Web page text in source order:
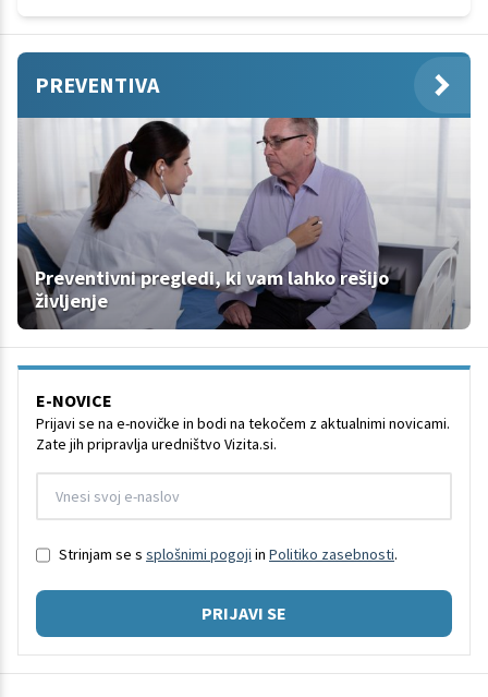
PREVENTIVA
Preventivni pregledi, ki vam lahko rešijo
življenje
E-NOVICE
Prijavi se na e-novičke in bodi na tekočem z aktualnimi novicami.
Zate jih pripravlja uredništvo Vizita.si.
Strinjam se s splošnimi pogoji in Politiko zasebnosti.
PRIJAVI SE